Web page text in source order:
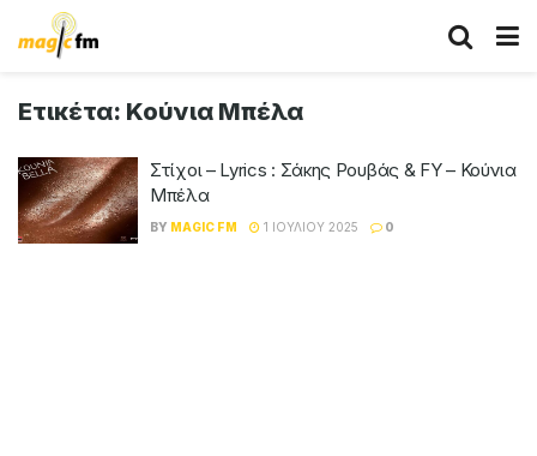
Ετικέτα: Κούνια Μπέλα
Στίχοι – Lyrics : Σάκης Ρουβάς & FY – Κούνια
Μπέλα
BY MAGIC FM 1 ΙΟΥΛΊΟΥ 2025 0